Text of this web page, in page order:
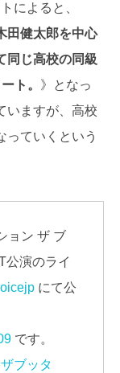
によると、
田健太郎を中心
同じ高校の同級
ト。 》となっ
いますが、高校
っていくという
ョン ザ ブ
公演のライ
にて公
です。
ブッタ